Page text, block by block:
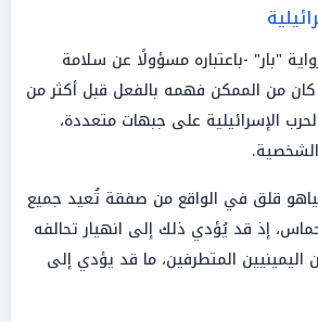
"بار" -باعتباره مسؤولًا عن سلامة
كان من الممكن فهمه بالفعل قبل أكثر من
الإسرائيلية على جبهات متعددة،
قلق في الواقع من صفقة تُعيد جميع
الـ59 لدى حماس، إذ قد يُؤدي ذلك إلى انهيار تحالفه
المتطرفين، ما قد يؤدي إلى